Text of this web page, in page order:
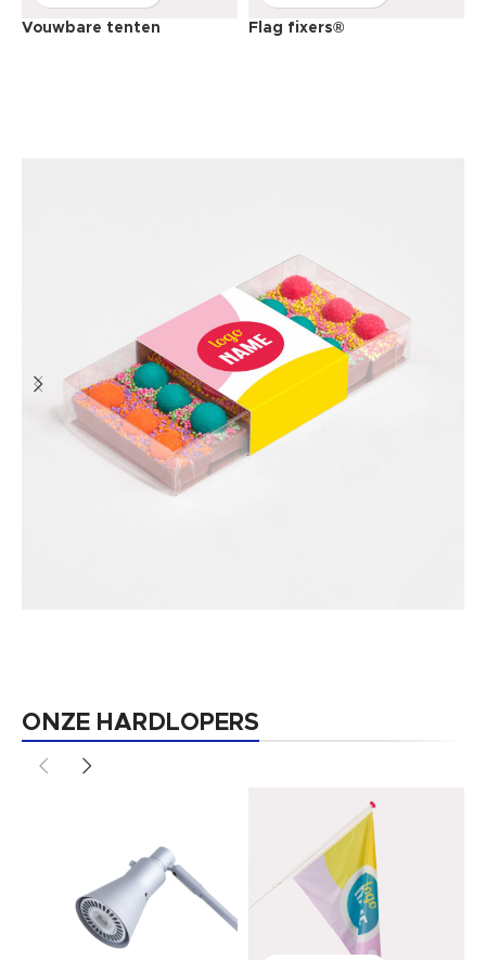
Vouwbare tenten Flag fixers®
ONZE HARDLOPERS